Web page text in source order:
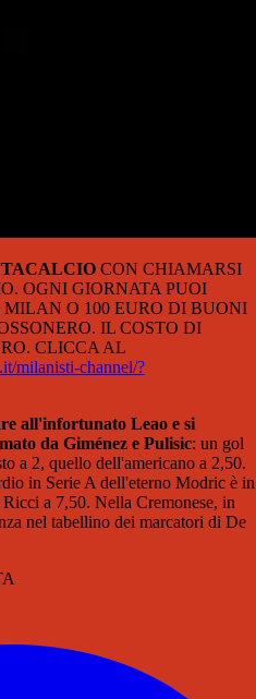
CON CHIAMARSI
OGNI GIORNATA PUOI
O 100 EURO DI BUONI
IL COSTO DI
CLICCA AL
milanisti-channel/?
all'infortunato Leao e si
da Giménez e Pulisic: un gol
a 2, quello dell'americano a 2,50.
in Serie A dell'eterno Modric è in
a 7,50. Nella Cremonese, in
nel tabellino dei marcatori di De